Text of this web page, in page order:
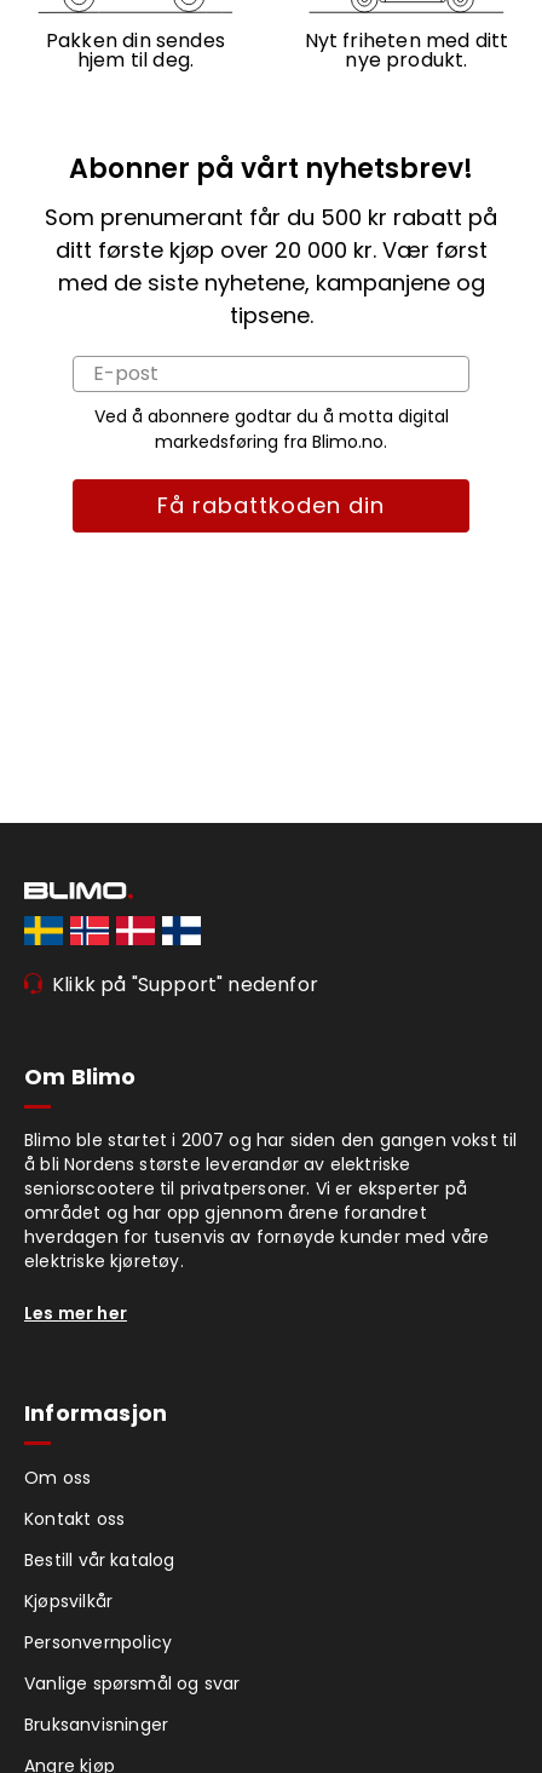
Pakken din sendes
hjem til deg.
Nyt friheten med ditt
nye produkt.
Abonner på vårt nyhetsbrev!
Som prenumerant får du 500 kr rabatt på
ditt første kjøp over 20 000 kr. Vær først
med de siste nyhetene, kampanjene og
tipsene.
Ved å abonnere godtar du å motta digital
markedsføring fra Blimo.no.
Få rabattkoden din
Klikk på "Support" nedenfor
Om Blimo
Blimo ble startet i 2007 og har siden den gangen vokst til
å bli Nordens største leverandør av elektriske
seniorscootere til privatpersoner. Vi er eksperter på
området og har opp gjennom årene forandret
hverdagen for tusenvis av fornøyde kunder med våre
elektriske kjøretøy.
Les mer her
Informasjon
Om oss
Kontakt oss
Bestill vår katalog
Kjøpsvilkår
Personvernpolicy
Vanlige spørsmål og svar
Bruksanvisninger
Angre kjøp